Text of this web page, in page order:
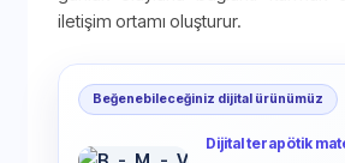
iletişim ortamı oluşturur.
Beğenebileceğiniz dijital ürünümüz
Dijital terapötik